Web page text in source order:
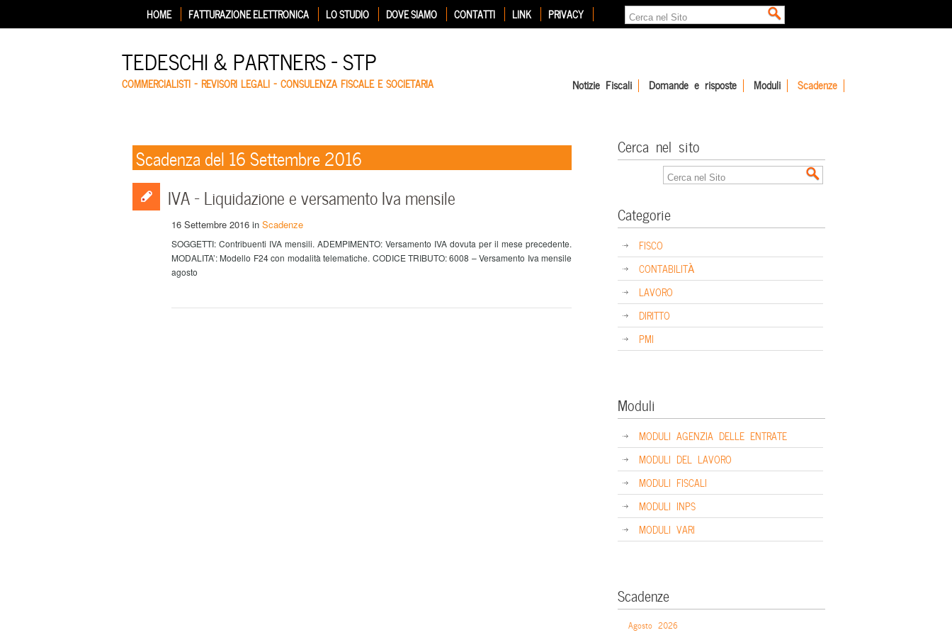
HOME FATTURAZIONE ELETTRONICA LO STUDIO DOVE SIAMO CONTATTI LINK PRIVACY
TEDESCHI & PARTNERS – STP
COMMERCIALISTI – REVISORI LEGALI – CONSULENZA FISCALE E SOCIETARIA Notizie Fiscali Domande e risposte Moduli Scadenze
Scadenza del 16 Settembre 2016
IVA – Liquidazione e versamento Iva mensile
16 Settembre 2016 in Scadenze
SOGGETTI: Contribuenti IVA mensili. ADEMPIMENTO: Versamento IVA dovuta per il mese precedente.
MODALITA’: Modello F24 con modalità telematiche. CODICE TRIBUTO: 6008 – Versamento Iva mensile
agosto
Cerca nel sito
Categorie
FISCO
CONTABILITÀ
LAVORO
DIRITTO
PMI
Moduli
MODULI AGENZIA DELLE ENTRATE
MODULI DEL LAVORO
MODULI FISCALI
MODULI INPS
MODULI VARI
Scadenze
Agosto 2026